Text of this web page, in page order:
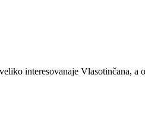
interesovanaje Vlasotinčana, a